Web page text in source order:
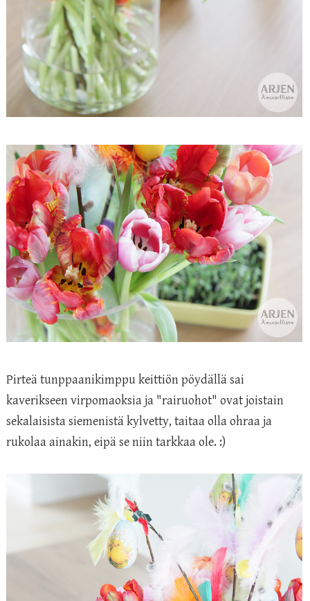
Pirteä tunppaanikimppu keittiön pöydällä sai
kaverikseen virpomaoksia ja "rairuohot" ovat joistain
sekalaisista siemenistä kylvetty, taitaa olla ohraa ja
rukolaa ainakin, eipä se niin tarkkaa ole. :)